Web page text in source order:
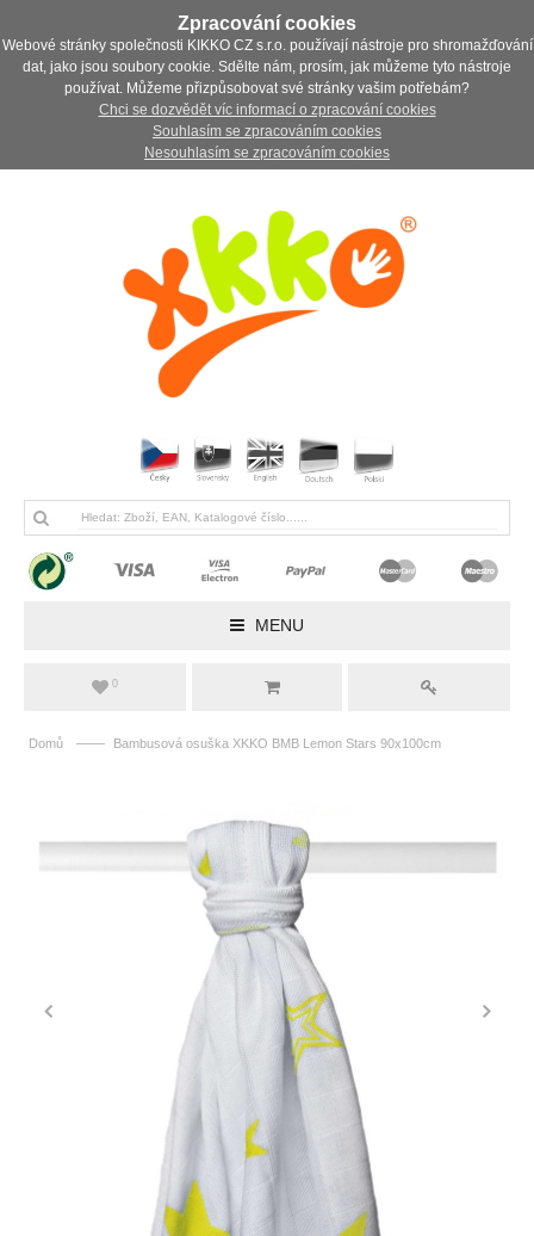
Zpracování cookies
Webové stránky společnosti KIKKO CZ s.r.o. používají nástroje pro shromažďování
dat, jako jsou soubory cookie. Sdělte nám, prosím, jak můžeme tyto nástroje
používat. Můžeme přizpůsobovat své stránky vašim potřebám?
Chci se dozvědět víc informací o zpracování cookies
Souhlasím se zpracováním cookies
Nesouhlasím se zpracováním cookies
MENU
0
Domů —— Bambusová osuška XKKO BMB Lemon Stars 90x100cm